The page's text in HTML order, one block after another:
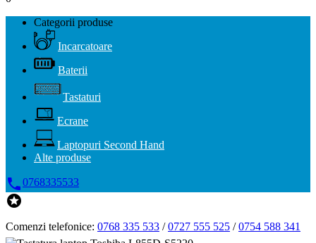
Categorii produse
Incarcatoare
Baterii
Tastaturi
Ecrane
Laptopuri Second Hand
Alte produse
0768335533

Comenzi telefonice: 0768 335 533 /0727 555 525 /0754 588 341